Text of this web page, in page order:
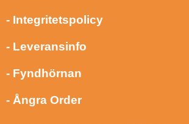
- Integritetspolicy
- Leveransinfo
- Fyndhörnan
- Ångra Order